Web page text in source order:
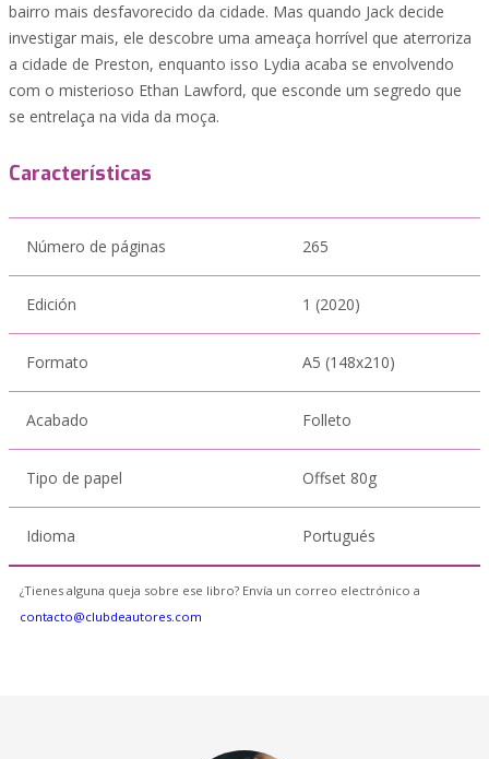
bairro mais desfavorecido da cidade. Mas quando Jack decide
investigar mais, ele descobre uma ameaça horrível que aterroriza
a cidade de Preston, enquanto isso Lydia acaba se envolvendo
com o misterioso Ethan Lawford, que esconde um segredo que
se entrelaça na vida da moça.
Características
Número de páginas 265
Edición 1 (2020)
Formato A5 (148x210)
Acabado Folleto
Tipo de papel Offset 80g
Idioma Portugués
¿Tienes alguna queja sobre ese libro? Envía un correo electrónico a
contacto@clubdeautores.com